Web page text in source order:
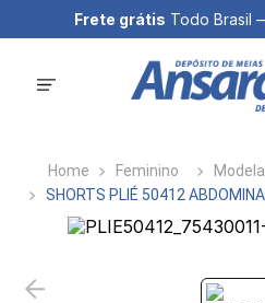
Frete grátis Todo Brasil
Feminino
SHORTS PLIÉ 50412